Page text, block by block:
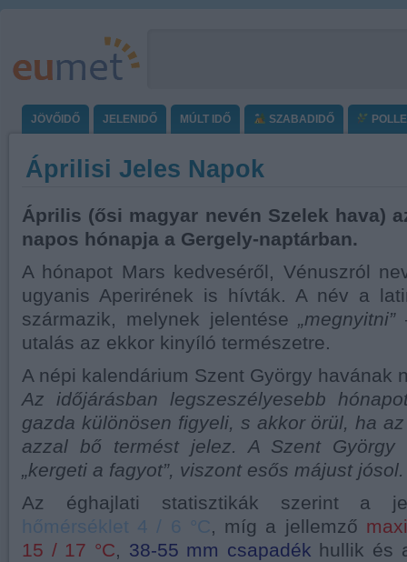
JÖVŐIDŐ JELENIDŐ MÚLT IDŐ SZABADIDŐ
Áprilisi Jeles Napok
Április (ősi magyar nevén Szelek hava)
napos hónapja a Gergely-naptárban.
A hónapot Mars kedveséről, Vénuszról
ugyanis Aperirének is hívták. A név a
származik, melynek jelentése„megnyitni”
utalás az ekkor kinyíló természetre.
A népi kalendárium Szent György havának
Az időjárásban legszeszélyesebb
gazda különösen figyeli, s akkor örül, ha
azzal bő termést jelez. A Szent György
„kergeti a fagyot”, viszont esős májust jósol.
Az éghajlati statisztikák szerint a
hőmérséklet 4 / 6 °C, míg a jellemző
15 / 17 °C, 38-55 mm csapadék hullik és